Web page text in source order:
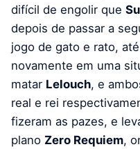
difícil de engolir que
depois de passar a
jogo de gato e rato,
novamente em uma
matar Lelouch, e
real e rei
fizeram as pazes, e
plano Zero Requiem,